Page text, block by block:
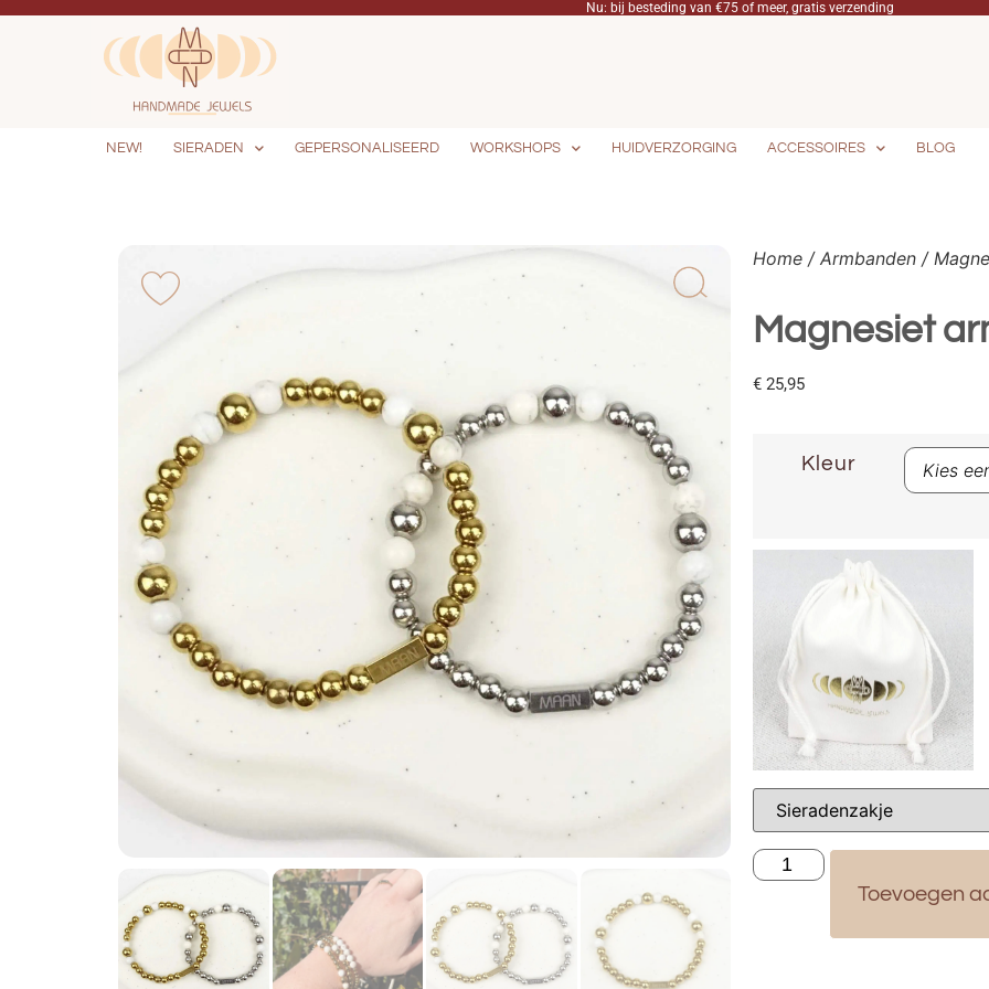
Zowel naar Nederland als naar België!
NEW! SIERADEN GEPERSONALISEERD WORKSHOPS HUIDVERZORGING ACCESSOIRES BLOG
Home / Armbanden /
Magnesiet
€ 25,95
Kleur
Toevoegen